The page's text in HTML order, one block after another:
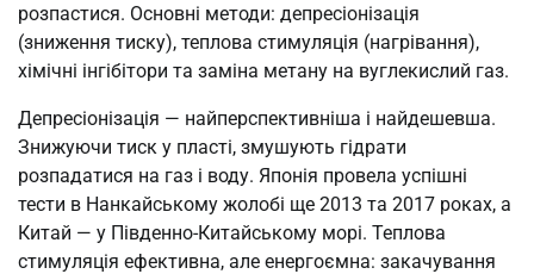
розпастися. Основні методи: депресіонізація
(зниження тиску), теплова стимуляція (нагрівання),
хімічні інгібітори та заміна метану на вуглекислий газ.
Депресіонізація — найперспективніша і найдешевша.
Знижуючи тиск у пласті, змушують гідрати
розпадатися на газ і воду. Японія провела успішні
тести в Нанкайському жолобі ще 2013 та 2017 роках, а
Китай — у Південно-Китайському морі. Теплова
стимуляція ефективна, але енергоємна: закачування